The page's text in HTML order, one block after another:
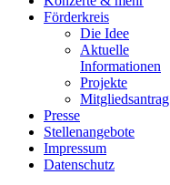
Förderkreis
Die Idee
Aktuelle
Informationen
Projekte
Mitgliedsantrag
Presse
Stellenangebote
Impressum
Datenschutz